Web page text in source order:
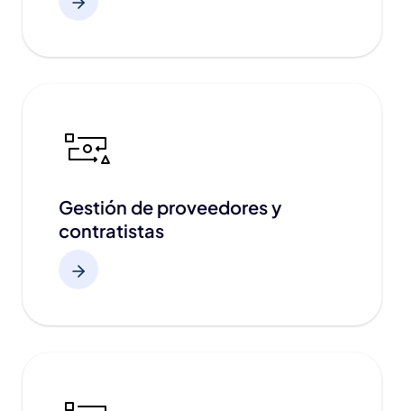
Gestión de proveedores y
contratistas